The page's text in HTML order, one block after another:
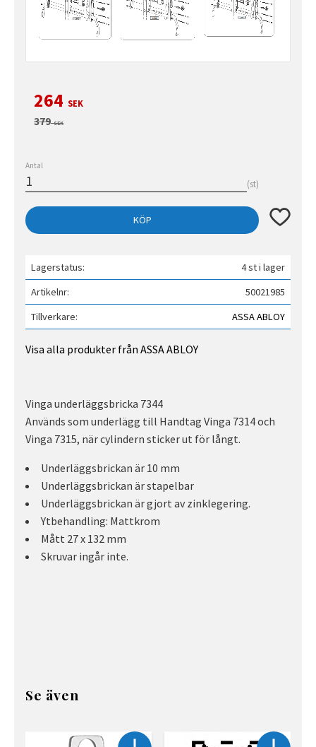
Nedsatt pris:
264 SEK
Ordinarie pris:
379SEK
Antal
st
KÖP Lägg till
Lagerstatus
4 st i lager
Artikelnr
50021985
Tillverkare
ASSA ABLOY
Visa alla produkter från ASSA ABLOY
Vinga underläggsbricka 7344
Används som underlägg till Handtag Vinga 7314 och
Vinga 7315, när cylindern sticker ut för långt.
Underläggsbrickan är 10 mm
Underläggsbrickan är stapelbar
Underläggsbrickan är gjort av zinklegering.
Ytbehandling: Mattkrom
Mått 27 x 132 mm
Skruvar ingår inte.
Se även